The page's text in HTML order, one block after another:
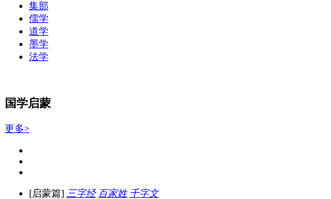
集部
儒学
道学
墨学
法学
国学启蒙
更多>
[启蒙篇] 三字经 百家姓 千字文